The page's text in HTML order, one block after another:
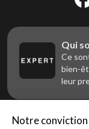
Qui
Ce
bien-
leur
Notre conviction